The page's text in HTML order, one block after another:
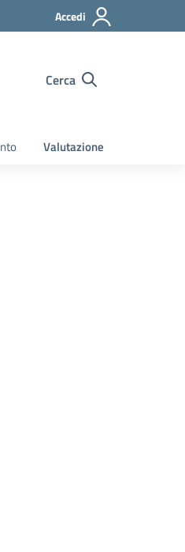
Accedi
Cerca
Valutazione